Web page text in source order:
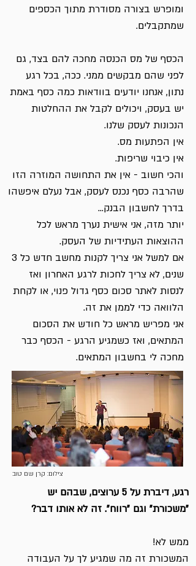
ומופרש בצורה מסודרת מתוך הכספים
שמתקבלים.
הכסף של מס הכנסה מחכה להם בצד, גם
לפני שהם מבקשים ממני. ככה, בכל רגע
נתון, אנחנו יודעים בוודאות כמה כסף באמת
יש בעסק, ויכולים לקבל את ההחלטות
הנכונות לעסק שלנו.
אין הפתעות מס.
אין כיבוי שריפות.
והכי חשוב - אין את התחושה המוזרה הזו
שהרבה כסף נכנס לעסק, אבל נעלם איפשהו
בדרך לחשבון הבנק...
יותר מזה, אני אישית נערך מראש לכל
ההוצאות העתידיות של העסק.
אם למשל אני צריך לקנות מחשב חדש כל 3
שנים, לא צריך לחכות לרגע האחרון ואז
לנסות לאתר סכום כסף גדול פנוי, או לקחת
הלוואה כדי לממן את זה.
אני מפריש מראש כל חודש את הסכום
המתאים, ואז כשמגיע הרגע - הכסף כבר
מחכה לי בחשבון המתאים.
צילום: קרן שם טוב
רגע, דיברת על 5 ערוצים, שבהם יש
"משכורת" וגם "רווח". זה לא אותו דבר?
ממש לא!
המשכורת זה מה שמגיע לך על העבודה